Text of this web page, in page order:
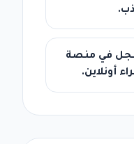
في منصة
أونلاين.